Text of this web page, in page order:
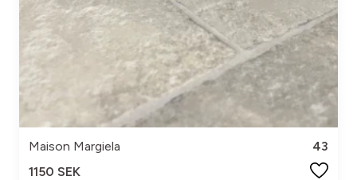
Maison Margiela
43
1150 SEK